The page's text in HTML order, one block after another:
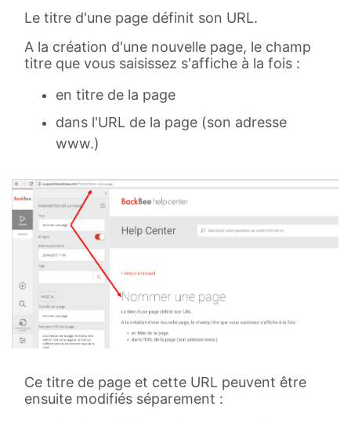
Le titre d'une page définit son URL.
A la création d'une nouvelle page, le champ
titre que vous saisissez s'affiche à la fois :
en titre de la page
dans l'URL de la page (son adresse
www.)
Ce titre de page et cette URL peuvent être
ensuite modifiés séparement :